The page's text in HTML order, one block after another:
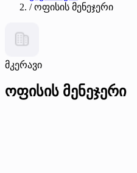
/ ოფისის მენეჯერი
მკერავი
ოფისის მენეჯერი